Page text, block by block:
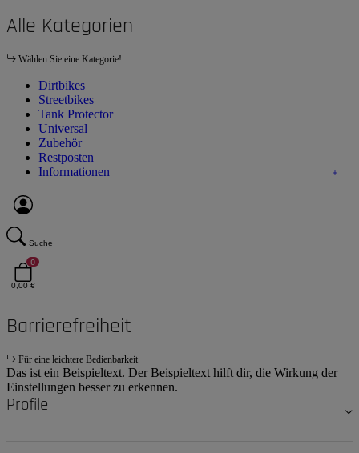
Alle Kategorien
Wählen Sie eine Kategorie!
Dirtbikes
Streetbikes
Tank Protector
Universal
Zubehör
Restposten
Informationen
Suche
0
0,00 €
Barrierefreiheit
Für eine leichtere Bedienbarkeit
Das ist ein Beispieltext. Der Beispieltext hilft dir, die Wirkung der
Einstellungen besser zu erkennen.
Profile